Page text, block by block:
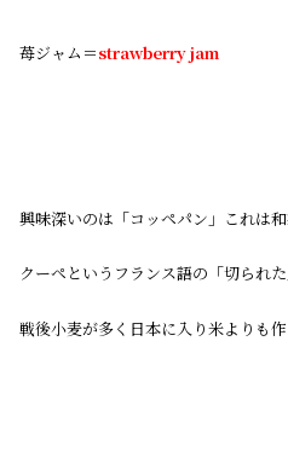
苺ジャム＝strawberry jam
興味深いのは「コッペパン」これは
クーペというフランス語の「切られ
戦後小麦が多く日本に入り米よりも作